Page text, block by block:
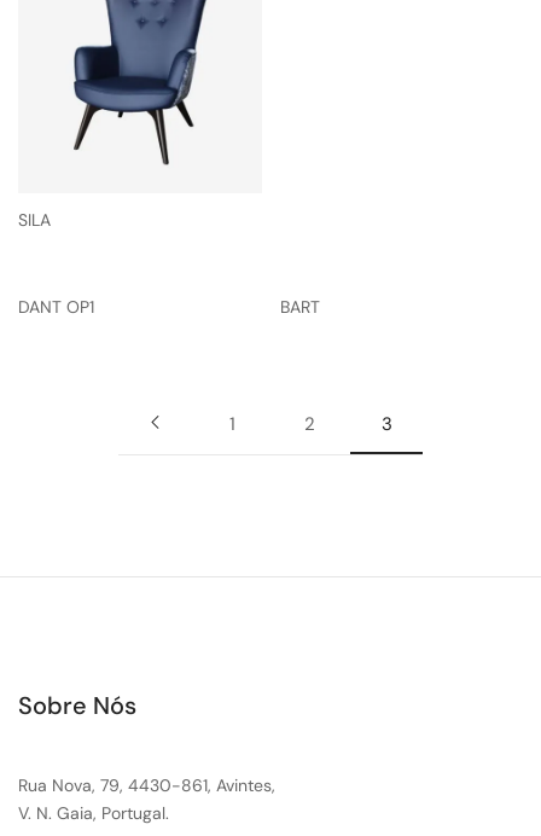
SILA
DANT OP1 BART
1 2 3
Sobre Nós
Rua Nova, 79, 4430-861, Avintes,
V. N. Gaia, Portugal.